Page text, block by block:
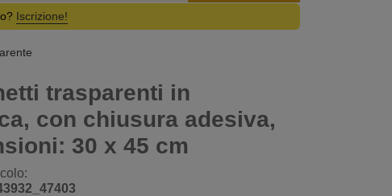
Iscrizione!
trasparenti in
con chiusura adesiva,
30 x 45 cm